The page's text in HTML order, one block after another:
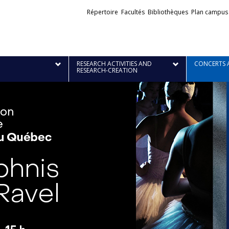
Liens
Répertoire Facultés Bibliothèques Plan campus
RESEARCH ACTIVITIES AND
RESEARCH-CREATION
CONCERTS